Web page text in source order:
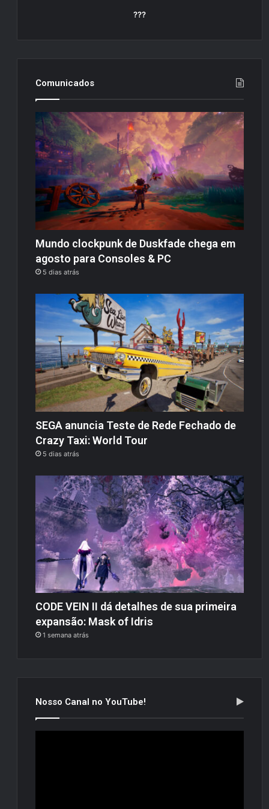
???
Comunicados
Mundo clockpunk de Duskfade chega em
agosto para Consoles & PC
5 dias atrás
SEGA anuncia Teste de Rede Fechado de
Crazy Taxi: World Tour
5 dias atrás
CODE VEIN II dá detalhes de sua primeira
expansão: Mask of Idris
1 semana atrás
Nosso Canal no YouTube!